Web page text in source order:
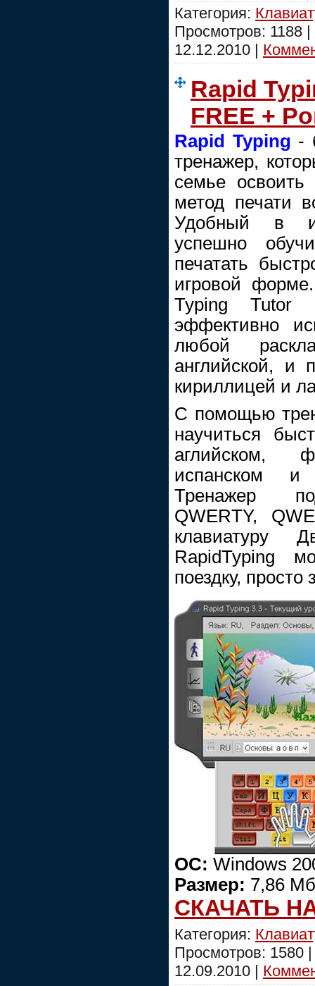
Категория:
Просмотров: 1188
12.12.2010 |
Rapid
FREE +
Rapid Typing -
тренажер,
семье освоить
метод печати
Удобный в
успешно
печатать
игровой
Typing Tutor
эффективно
любой
английской, и
кириллицей и
С помощью
научиться
аглийском,
испанском и
Тренажер
QWERTY,
клавиатуру
RapidTyping
поездку,
ОС: Windows
Размер: 7,86
СКАЧАТЬ
Категория:
Просмотров: 1580
12.09.2010 |